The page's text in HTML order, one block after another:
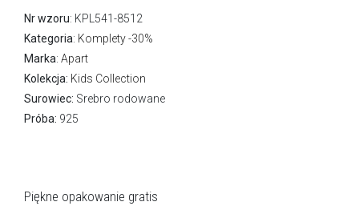
Nr wzoru: KPL541-8512
Kategoria: Komplety -30%
Marka: Apart
Kolekcja: Kids Collection
Surowiec: Srebro rodowane
Próba: 925
Piękne opakowanie gratis